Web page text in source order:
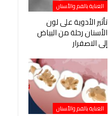
العناية بالفم والأسنان
تأثير الأدوية على لون
الأسنان رحلة من البياض
إلى الاصفرار
العناية بالفم والأسنان